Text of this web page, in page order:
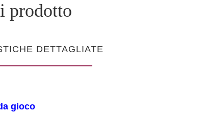
prodotto
DETTAGLIATE
gioco